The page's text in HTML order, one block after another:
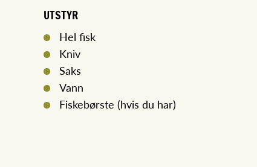
UTSTYR
Hel fisk
Kniv
Saks
Vann
Fiskebørste (hvis du har)